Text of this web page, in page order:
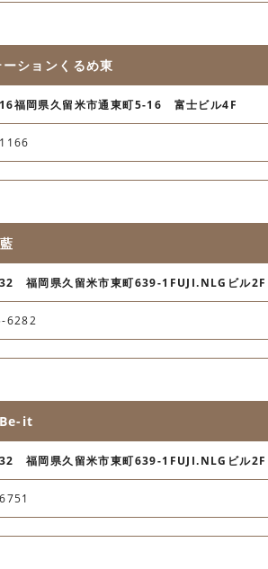
ションくるめ東
福岡県久留米市通東町5-16 富士ビル4F
福岡県久留米市東町639-1FUJI.NLGビル2F
6282
it
福岡県久留米市東町639-1FUJI.NLGビル2F